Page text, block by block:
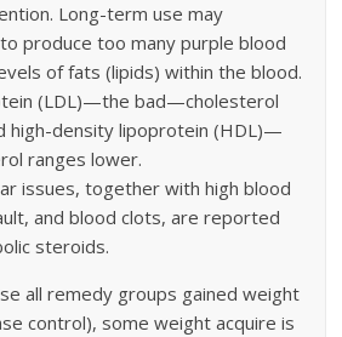
Long-term use may
produce too many purple blood
of fats (lipids) within the blood.
(LDL)—the bad—cholesterol
high-density lipoprotein (HDL)—
ranges lower.
issues, together with high blood
and blood clots, are reported
steroids.
all remedy groups gained weight
control), some weight acquire is